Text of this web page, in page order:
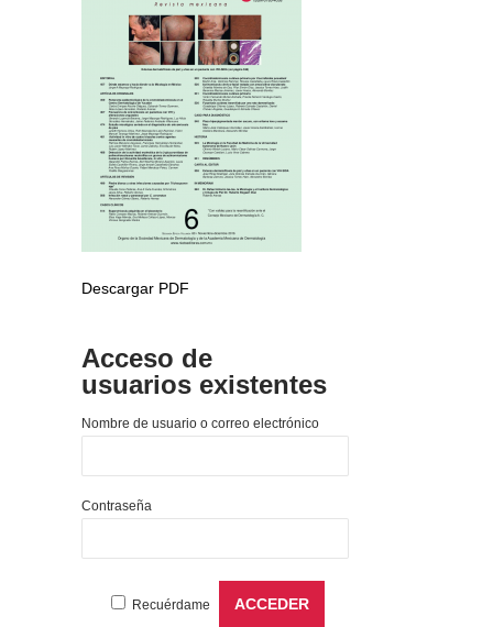
Descargar PDF
Acceso de
usuarios existentes
Nombre de usuario o correo electrónico
Contraseña
Recuérdame